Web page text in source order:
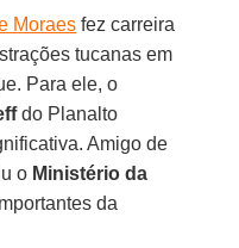
Moraes fez carreira
tucanas em
Para ele, o
do Planalto
Amigo de
o Ministério da
da